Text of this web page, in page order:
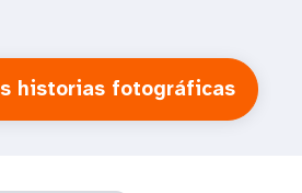
historias fotográficas